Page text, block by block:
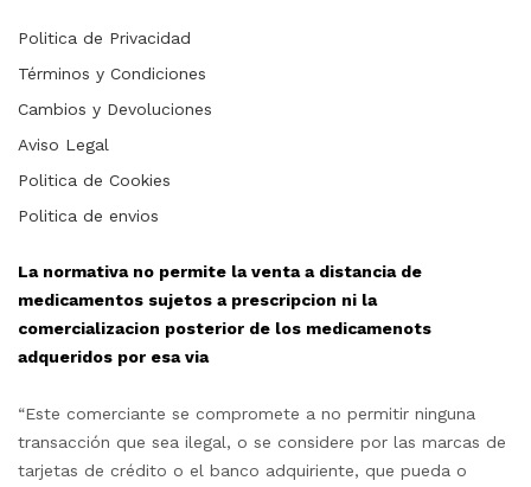
Politica de Privacidad
Términos y Condiciones
Cambios y Devoluciones
Aviso Legal
Politica de Cookies
Politica de envios
La normativa no permite la venta a distancia de
medicamentos sujetos a prescripcion ni la
comercializacion posterior de los medicamenots
adqueridos por esa via
“Este comerciante se compromete a no permitir ninguna
transacción que sea ilegal, o se considere por las marcas de
tarjetas de crédito o el banco adquiriente, que pueda o